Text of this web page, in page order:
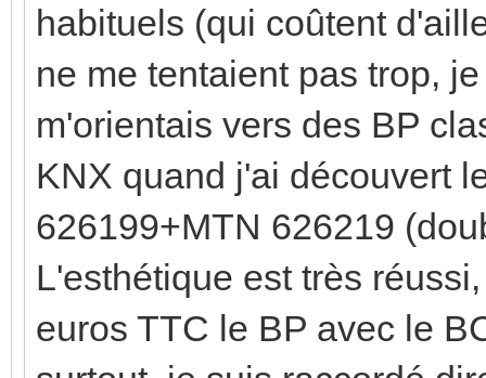
habituels (qui coûtent
ne me tentaient pas trop,
m'orientais vers des BP
KNX quand j'ai découvert
626199+MTN 626219
L'esthétique est très
euros TTC le BP avec le